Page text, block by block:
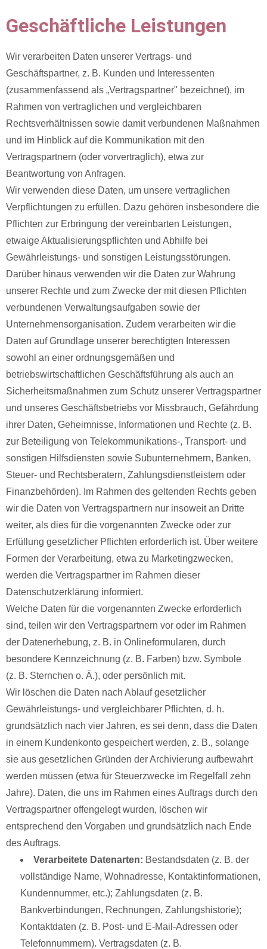
Geschäftliche Leistungen
Wir verarbeiten Daten unserer Vertrags- und
Geschäftspartner, z. B. Kunden und Interessenten
(zusammenfassend als „Vertragspartner" bezeichnet), im
Rahmen von vertraglichen und vergleichbaren
Rechtsverhältnissen sowie damit verbundenen Maßnahmen
und im Hinblick auf die Kommunikation mit den
Vertragspartnern (oder vorvertraglich), etwa zur
Beantwortung von Anfragen.
Wir verwenden diese Daten, um unsere vertraglichen
Verpflichtungen zu erfüllen. Dazu gehören insbesondere die
Pflichten zur Erbringung der vereinbarten Leistungen,
etwaige Aktualisierungspflichten und Abhilfe bei
Gewährleistungs- und sonstigen Leistungsstörungen.
Darüber hinaus verwenden wir die Daten zur Wahrung
unserer Rechte und zum Zwecke der mit diesen Pflichten
verbundenen Verwaltungsaufgaben sowie der
Unternehmensorganisation. Zudem verarbeiten wir die
Daten auf Grundlage unserer berechtigten Interessen
sowohl an einer ordnungsgemäßen und
betriebswirtschaftlichen Geschäftsführung als auch an
Sicherheitsmaßnahmen zum Schutz unserer Vertragspartner
und unseres Geschäftsbetriebs vor Missbrauch, Gefährdung
ihrer Daten, Geheimnisse, Informationen und Rechte (z. B.
zur Beteiligung von Telekommunikations-, Transport- und
sonstigen Hilfsdiensten sowie Subunternehmern, Banken,
Steuer- und Rechtsberatern, Zahlungsdienstleistern oder
Finanzbehörden). Im Rahmen des geltenden Rechts geben
wir die Daten von Vertragspartnern nur insoweit an Dritte
weiter, als dies für die vorgenannten Zwecke oder zur
Erfüllung gesetzlicher Pflichten erforderlich ist. Über weitere
Formen der Verarbeitung, etwa zu Marketingzwecken,
werden die Vertragspartner im Rahmen dieser
Datenschutzerklärung informiert.
Welche Daten für die vorgenannten Zwecke erforderlich
sind, teilen wir den Vertragspartnern vor oder im Rahmen
der Datenerhebung, z. B. in Onlineformularen, durch
besondere Kennzeichnung (z. B. Farben) bzw. Symbole
(z. B. Sternchen o. Ä.), oder persönlich mit.
Wir löschen die Daten nach Ablauf gesetzlicher
Gewährleistungs- und vergleichbarer Pflichten, d. h.
grundsätzlich nach vier Jahren, es sei denn, dass die Daten
in einem Kundenkonto gespeichert werden, z. B., solange
sie aus gesetzlichen Gründen der Archivierung aufbewahrt
werden müssen (etwa für Steuerzwecke im Regelfall zehn
Jahre). Daten, die uns im Rahmen eines Auftrags durch den
Vertragspartner offengelegt wurden, löschen wir
entsprechend den Vorgaben und grundsätzlich nach Ende
des Auftrags.
Verarbeitete Datenarten: Bestandsdaten (z. B. der
vollständige Name, Wohnadresse, Kontaktinformationen,
Kundennummer, etc.); Zahlungsdaten (z. B.
Bankverbindungen, Rechnungen, Zahlungshistorie);
Kontaktdaten (z. B. Post- und E-Mail-Adressen oder
Telefonnummern). Vertragsdaten (z. B.